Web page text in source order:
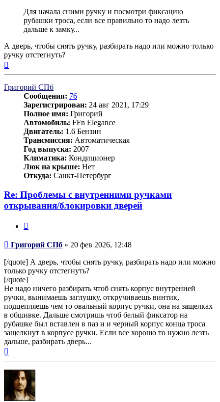
Для начала сними ручку и посмотри фиксацию
рубашки троса, если все правильно то надо лезть
дальше к замку...
А дверь, чтобы снять ручку, разбирать надо или можно только
ручку отстегнуть?
Григорий СПб
Сообщения: 76
Зарегистрирован: 24 авг 2021, 17:29
Полное имя: Григорий
Автомобиль: FFn Elegance
Двигатель: 1.6 Бензин
Трансмиссия: Автоматическая
Год выпуска: 2007
Климатика: Кондиционер
Люк на крыше: Нет
Откуда: Санкт-Петербург
Re: Проблемы с внутренними ручками
открывания/блокировки дверей
Сообщение
Григорий СПб » 20 фев 2026, 12:48
[/quote] А дверь, чтобы снять ручку, разбирать надо или можно
только ручку отстегнуть?
[/quote]
Не надо ничего разбирать чтоб снять корпус внутренней
ручки, вынимаешь заглушку, откручиваешь винтик,
подцепляешь чем то овальный корпус ручки, она на защелках
в обшивке. Дальше смотришь чтоб белый фиксатор на
рубашке был вставлен в паз и и черный корпус конца троса
защелкнут в корпусе ручки. Если все хорошо то нужно лезть
дальше, разбирать дверь...